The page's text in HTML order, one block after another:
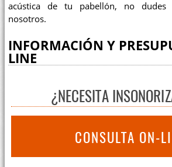
acústica de tu pabellón, no dudes
nosotros.
INFORMACIÓN Y
LINE
¿NECESITA
CONSULTA ON-